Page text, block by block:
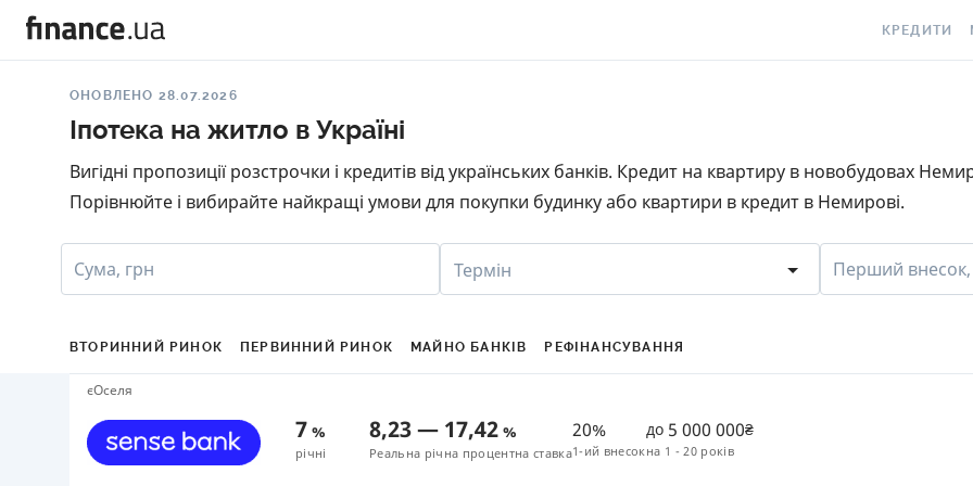
КРЕДИТИ
КРЕДИТ
ІСТОРІЄЮ
ОНОВЛЕНО 28.07.2026
Іпотека на житло в Україні
Вигідні пропозиції розстрочки і кредитів від українських банків. Кредит на квартиру в новобудовах
Порівнюйте і вибирайте найкращі умови для покупки будинку або квартири в кредит в Немирові.
Сума, грн Термін Перший внесок,
ВТОРИННИЙ РИНОК ПЕРВИННИЙ РИНОК МАЙНО БАНКІВ РЕФІНАНСУВАННЯ
єОселя
7 %
річні
8,23— 17,42 %
Реальна річна процентна ставка
20%
1-ий внесок
до 5 000 000₴
на 1 - 20 років